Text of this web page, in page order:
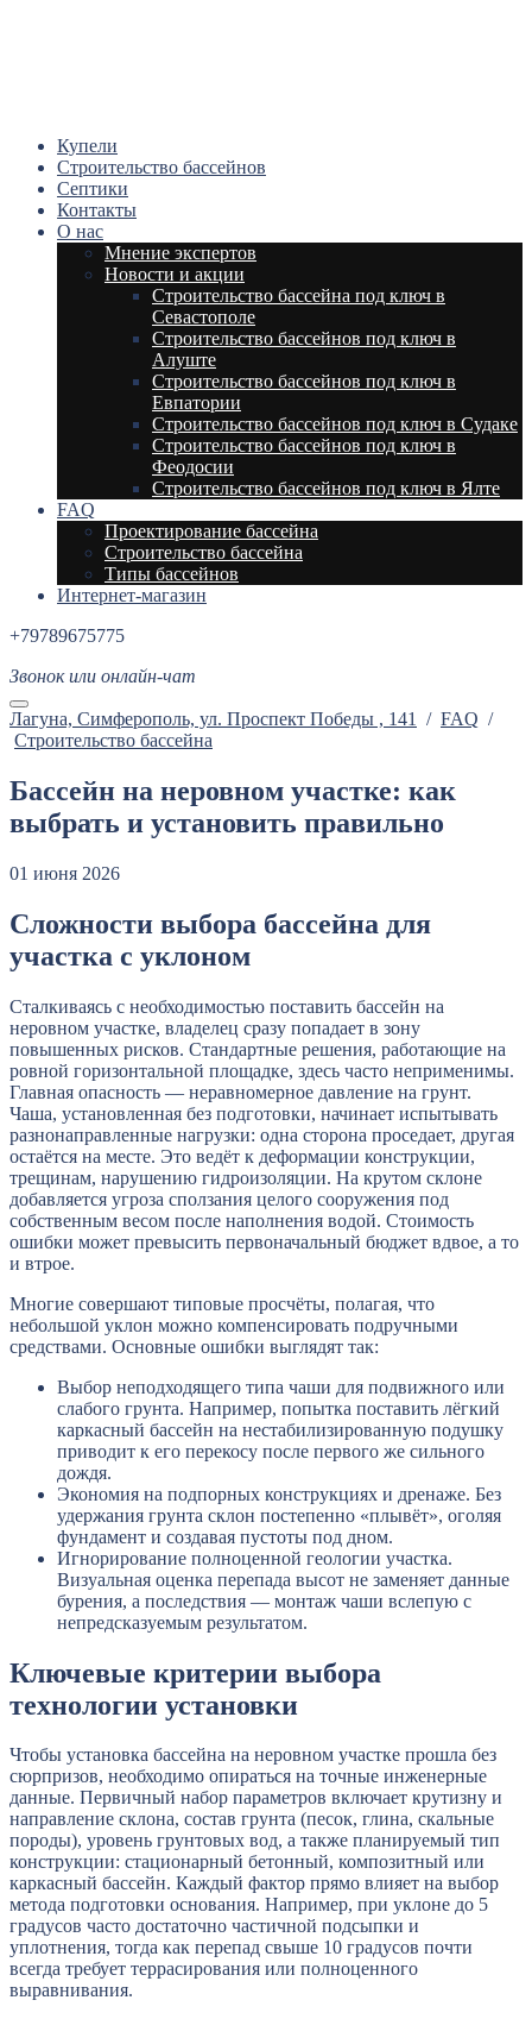
Купели
Строительство бассейнов
Септики
Контакты
О нас
Мнение экспертов
Новости и акции
Строительство бассейна под ключ в
Севастополе
Строительство бассейнов под ключ в
Алуште
Строительство бассейнов под ключ в
Евпатории
Строительство бассейнов под ключ в Судаке
Строительство бассейнов под ключ в
Феодосии
Строительство бассейнов под ключ в Ялте
FAQ
Проектирование бассейна
Строительство бассейна
Типы бассейнов
Интернет-магазин
+79789675775
Звонок или онлайн-чат
Лагуна, Cимферополь, ул. Проспект Победы , 141 / FAQ /
Строительство бассейна
Бассейн на неровном участке: как
выбрать и установить правильно
01 июня 2026
Сложности выбора бассейна для
участка с уклоном
Сталкиваясь с необходимостью поставить бассейн на
неровном участке, владелец сразу попадает в зону
повышенных рисков. Стандартные решения, работающие на
ровной горизонтальной площадке, здесь часто неприменимы.
Главная опасность — неравномерное давление на грунт.
Чаша, установленная без подготовки, начинает испытывать
разнонаправленные нагрузки: одна сторона проседает, другая
остаётся на месте. Это ведёт к деформации конструкции,
трещинам, нарушению гидроизоляции. На крутом склоне
добавляется угроза сползания целого сооружения под
собственным весом после наполнения водой. Стоимость
ошибки может превысить первоначальный бюджет вдвое, а то
и втрое.
Многие совершают типовые просчёты, полагая, что
небольшой уклон можно компенсировать подручными
средствами. Основные ошибки выглядят так:
Выбор неподходящего типа чаши для подвижного или
слабого грунта. Например, попытка поставить лёгкий
каркасный бассейн на нестабилизированную подушку
приводит к его перекосу после первого же сильного
дождя.
Экономия на подпорных конструкциях и дренаже. Без
удержания грунта склон постепенно «плывёт», оголяя
фундамент и создавая пустоты под дном.
Игнорирование полноценной геологии участка.
Визуальная оценка перепада высот не заменяет данные
бурения, а последствия — монтаж чаши вслепую с
непредсказуемым результатом.
Ключевые критерии выбора
технологии установки
Чтобы установка бассейна на неровном участке прошла без
сюрпризов, необходимо опираться на точные инженерные
данные. Первичный набор параметров включает крутизну и
направление склона, состав грунта (песок, глина, скальные
породы), уровень грунтовых вод, а также планируемый тип
конструкции: стационарный бетонный, композитный или
каркасный бассейн. Каждый фактор прямо влияет на выбор
метода подготовки основания. Например, при уклоне до 5
градусов часто достаточно частичной подсыпки и
уплотнения, тогда как перепад свыше 10 градусов почти
всегда требует террасирования или полноценного
выравнивания.